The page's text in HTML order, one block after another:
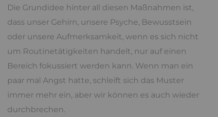
Die Grundidee hinter all diesen Maßnahmen ist,
dass unser Gehirn, unsere Psyche, Bewusstsein
oder unsere Aufmerksamkeit, wenn es sich nicht
um Routinetätigkeiten handelt, nur auf einen
Bereich fokussiert werden kann. Wenn man ein
paar mal Angst hatte, schleift sich das Muster
immer mehr ein, aber wir können es auch wieder
durchbrechen.